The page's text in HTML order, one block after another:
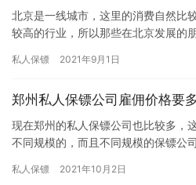
北京是一线城市，这里的消费自然比
较高的行业，所以那些在北京发展的
起来…
私人保镖 2021年9月1日
郑州私人保镖公司雇佣价格要
现在郑州的私人保镖公司也比较多，
不同规模的，而且不同规模的保镖公
家雇佣…
私人保镖 2021年10月2日